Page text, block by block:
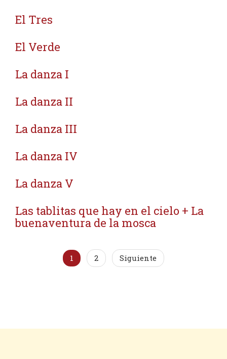
El Tres
El Verde
La danza I
La danza II
La danza III
La danza IV
La danza V
Las tablitas que hay en el cielo + La
buenaventura de la mosca
1 2 Siguiente